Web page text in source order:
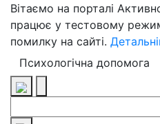
Вітаємо на порталі
працює у тестовому
помилку на сайті.
Психологічна допомога